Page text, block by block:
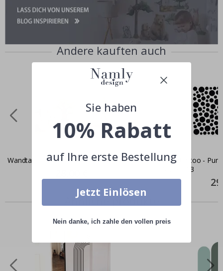
Andere kauften auch
Wandtattoo - Wald und Tiere
Wandtattoo -
Stück / 03
Ähnliche produkte
Sie haben
10% Rabatt
auf Ihre erste Bestellung
Jetzt Einlösen
Nein danke, ich zahle den vollen preis